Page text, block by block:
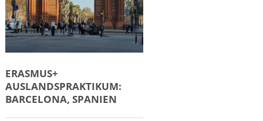
ERASMUS+
AUSLANDSPRAKTIKUM:
BARCELONA, SPANIEN